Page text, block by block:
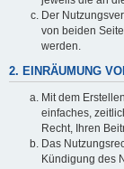
Der
von beiden
werden.
2. EINRÄUMUNG
Mit dem
einfaches,
Recht, Ihren
Das
Kündigung des